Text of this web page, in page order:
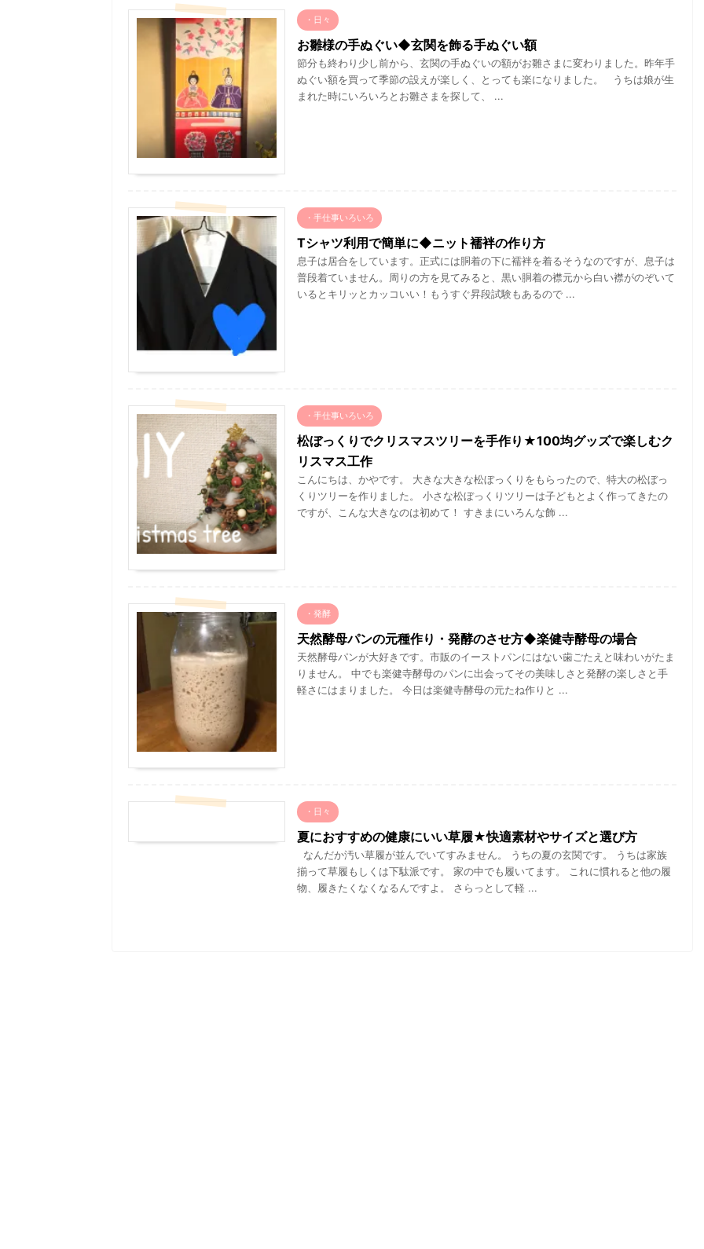
・日々
お雛様の手ぬぐい◆玄関を飾る手ぬぐい額
節分も終わり少し前から、玄関の手ぬぐいの額がお雛さまに変わりました。昨年手
ぬぐい額を買って季節の設えが楽しく、とっても楽になりました。 うちは娘が生
まれた時にいろいろとお雛さまを探して、 ...
・手仕事いろいろ
Tシャツ利用で簡単に◆ニット襦袢の作り方
息子は居合をしています。正式には胴着の下に襦袢を着るそうなのですが、息子は
普段着ていません。周りの方を見てみると、黒い胴着の襟元から白い襟がのぞいて
いるとキリッとカッコいい！もうすぐ昇段試験もあるので ...
・手仕事いろいろ
松ぼっくりでクリスマスツリーを手作り★100均グッズで楽しむク
リスマス工作
こんにちは、かやです。 大きな大きな松ぼっくりをもらったので、特大の松ぼっ
くりツリーを作りました。 小さな松ぼっくりツリーは子どもとよく作ってきたの
ですが、こんな大きなのは初めて！ すきまにいろんな飾 ...
・発酵
天然酵母パンの元種作り・発酵のさせ方◆楽健寺酵母の場合
天然酵母パンが大好きです。市販のイーストパンにはない歯ごたえと味わいがたま
りません。 中でも楽健寺酵母のパンに出会ってその美味しさと発酵の楽しさと手
軽さにはまりました。 今日は楽健寺酵母の元たね作りと ...
・日々
夏におすすめの健康にいい草履★快適素材やサイズと選び方
なんだか汚い草履が並んでいてすみません。 うちの夏の玄関です。 うちは家族
揃って草履もしくは下駄派です。 家の中でも履いてます。 これに慣れると他の履
物、履きたくなくなるんですよ。 さらっとして軽 ...